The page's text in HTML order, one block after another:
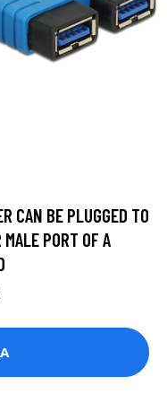
CAN BE PLUGGED TO
PORT OF A